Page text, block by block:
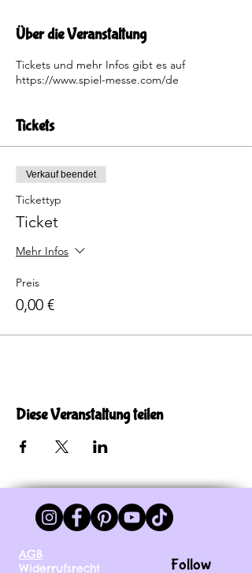
Über die Veranstaltung
Tickets und mehr Infos gibt es auf
https://www.spiel-messe.com/de
Tickets
Verkauf beendet
Tickettyp
Ticket
Mehr Infos
Preis
0,00 €
Diese Veranstaltung teilen
AGB
Widerrufsrecht
Follow